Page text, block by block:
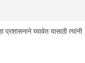
घ्यावेत यासाठी त्यांनी